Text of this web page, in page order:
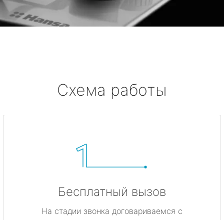
Схема работы
Бесплатный вызов
На стадии звонка договариваемся с